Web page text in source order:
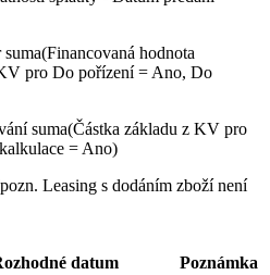
hodnota
pro Do pořízení = Ano, Do
suma(Částka základu z KV pro
= Ano)
Leasing s dodáním zboží není
datum Poznámka